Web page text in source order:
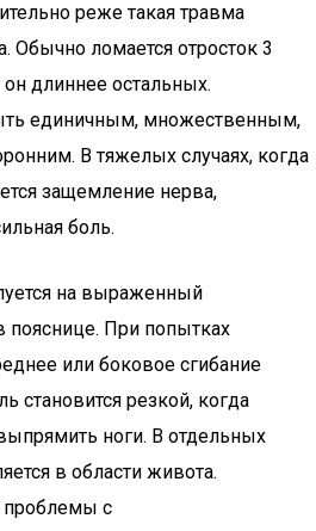
реже такая травма
Обычно ломается отросток 3
длиннее остальных.
единичным, множественным,
В тяжелых случаях, когда
защемление нерва,
боль.
на выраженный
пояснице. При попытках
или боковое сгибание
становится резкой, когда
ноги. В отдельных
в области живота.
проблемы с